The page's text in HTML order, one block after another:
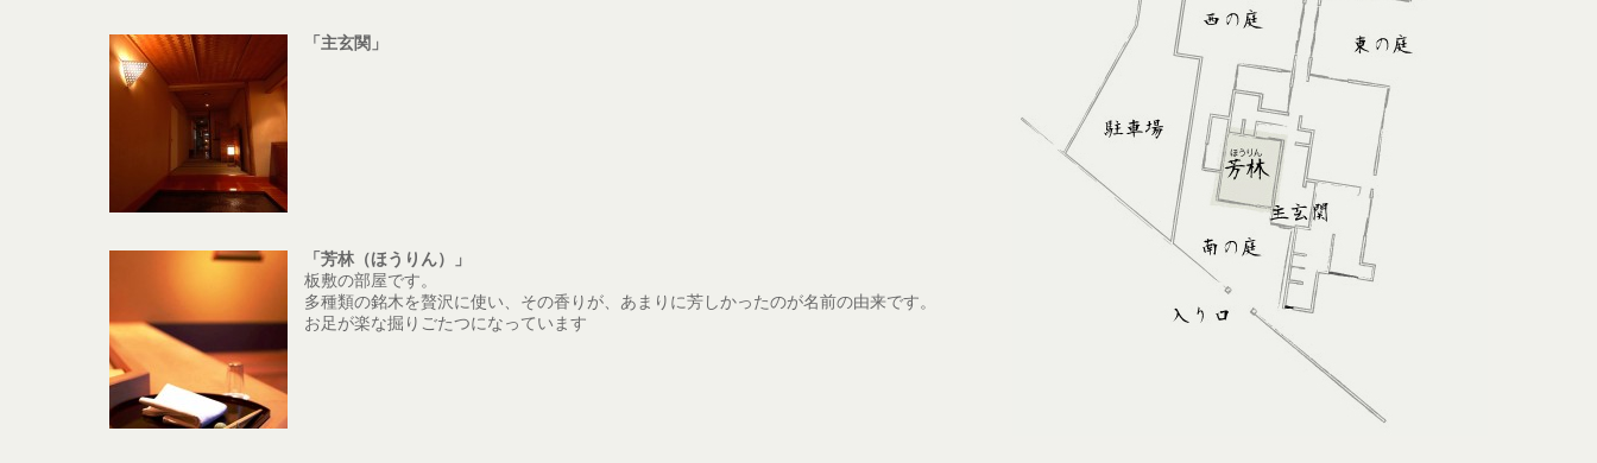
「主玄関」
「芳林（ほうりん）」
板敷の部屋です。
多種類の銘木を贅沢に使い、その香りが、あまりに芳しかったのが名前の由来です。
お足が楽な掘りごたつになっています